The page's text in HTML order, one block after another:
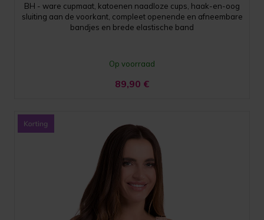
BH - ware cupmaat, katoenen naadloze cups, haak-en-oog
sluiting aan de voorkant, compleet openende en afneembare
bandjes en brede elastische band
Op voorraad
89,90 €